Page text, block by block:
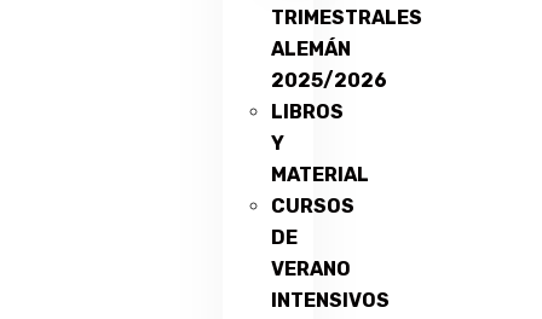
TRIMESTRALES
ALEMÁN
2025/2026
LIBROS
Y
MATERIAL
CURSOS
DE
VERANO
INTENSIVOS